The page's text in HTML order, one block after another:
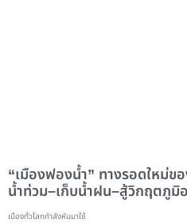
“เมืองฟองน้ำ” ทางรอดใหม่ข
น้ำท่วม–เก็บน้ำฝน–สู้วิกฤตภูมิ
เมืองทั่วโลกกำลังหันมาใช้